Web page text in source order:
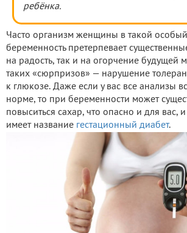
ребёнка.
Часто организм женщины в такой
беременность претерпевает
на радость, так и на огорчение будущей
таких «сюрпризов» — нарушение
к глюкозе. Даже если у вас все анализы
норме, то при беременности может
повыситься сахар, что опасно и для вас,
имеет название гестационный диабет.